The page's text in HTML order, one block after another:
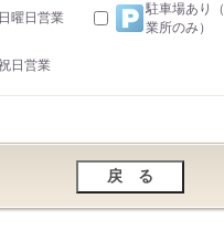
日曜日営業
駐車場あり
業所のみ）
日営業